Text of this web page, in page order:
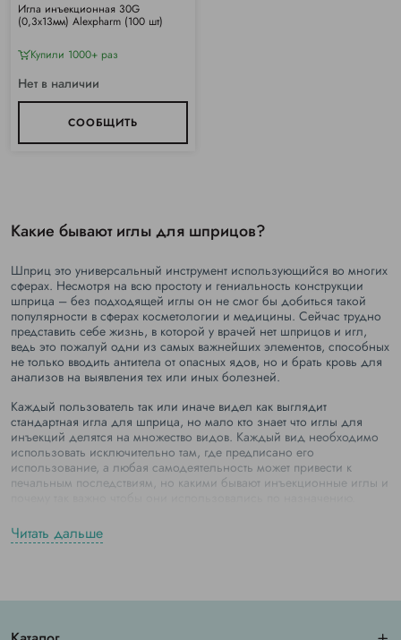
Игла инъекционная 30G
(0,3х13мм) Alexpharm (100 шт)
Купили 1000+ раз
Нет в наличии
СООБЩИТЬ
Какие бывают иглы для шприцов?
Шприц это универсальный инструмент использующийся во многих
сферах. Несмотря на всю простоту и гениальность конструкции
шприца – без подходящей иглы он не смог бы добиться такой
популярности в сферах косметологии и медицины. Сейчас трудно
представить себе жизнь, в которой у врачей нет шприцов и игл,
ведь это пожалуй одни из самых важнейших элементов, способных
не только вводить антитела от опасных ядов, но и брать кровь для
анализов на выявления тех или иных болезней.
Каждый пользователь так или иначе видел как выглядит
стандартная игла для шприца, но мало кто знает что иглы для
инъекций делятся на множество видов. Каждый вид необходимо
использовать исключительно там, где предписано его
использование, а любая самодеятельность может привести к
печальным последствиям, но какими бывают инъекционные иглы и
На какие виды разделяют инъекционные иглы
например инъекции ботокса – это популярная услуга в
внешний вид, избавиться от комплексов и преобразиться. Для
Читать дальше